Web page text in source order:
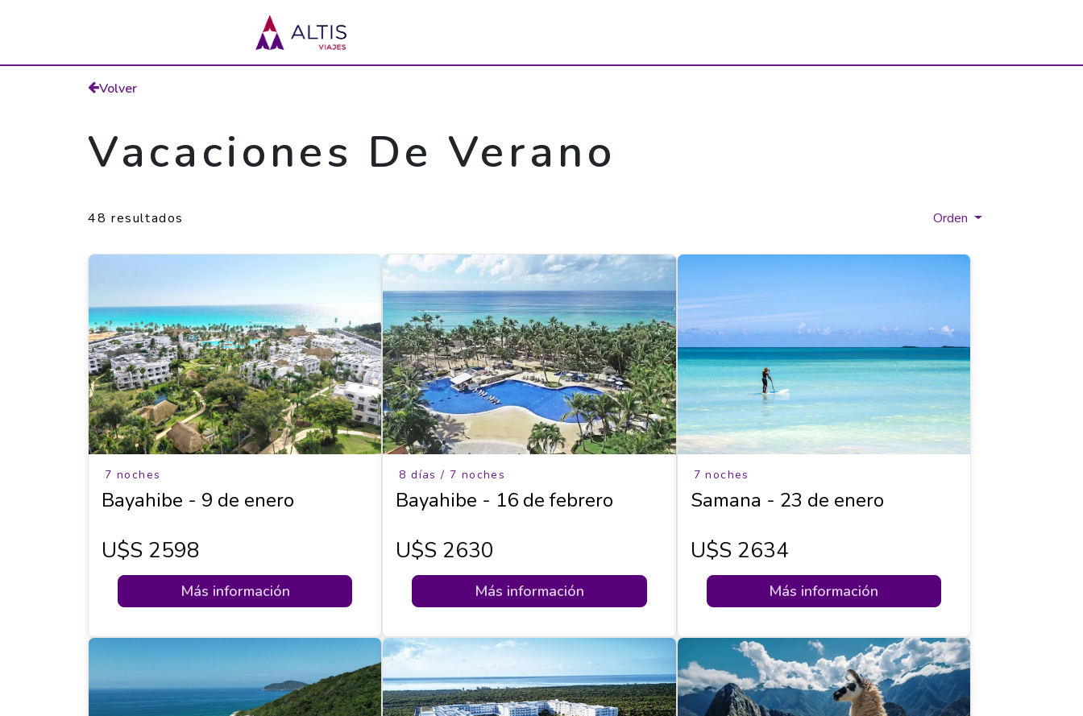
Volver
Vacaciones De Verano
48 resultados Orden
7 noches
Bayahibe - 9 de enero
U$s 2598
Más información
8 días / 7 noches
Bayahibe - 16 de febrero
U$s 2630
Más información
7 noches
Samana - 23 de enero
U$s 2634
Más información